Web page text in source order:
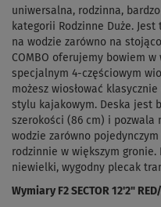
uniwersalna, rodzinna,
kategorii Rodzinne Duże.
na wodzie zarówno na
COMBO oferujemy bowiem
specjalnym 4-częściowym
możesz wiosłować
stylu kajakowym. Deska jest
szerokości (86 cm) i pozwala
wodzie zarówno
rodzinnie w większym gronie.
niewielki, wygodny plecak
Wymiary F2 SECTOR 12'2"